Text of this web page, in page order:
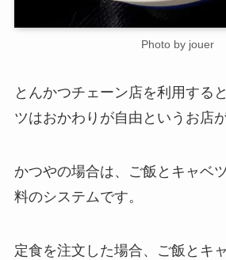
Photo by jouer
とんかつチェーン店を利用する
ツはおかわりが自由というお店
かつやの場合は、ご飯とキャベ
料のシステムです。
定食を注文した場合、ご飯とキ